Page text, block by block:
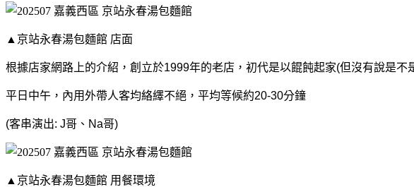
▲京站永春湯包麵館 店面
根據店家網路上的介紹，創立於1999年的老店，初代是以餛飩起家(但沒有說是不
平日中午，內用外帶人客均絡繹不絕，平均等候約20-30分鐘
(客串演出: J哥、Na哥)
▲京站永春湯包麵館 用餐環境